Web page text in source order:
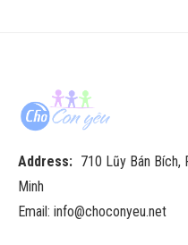
Address: 710 Lũy Bán Bích,
Minh
Email: info@choconyeu.net